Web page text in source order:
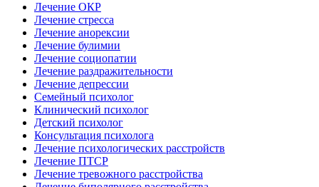
Лечение ОКР
Лечение стресса
Лечение анорексии
Лечение булимии
Лечение социопатии
Лечение раздражительности
Лечение депрессии
Семейный психолог
Клинический психолог
Детский психолог
Консультация психолога
Лечение психологических расстройств
Лечение ПТСР
Лечение тревожного расстройства